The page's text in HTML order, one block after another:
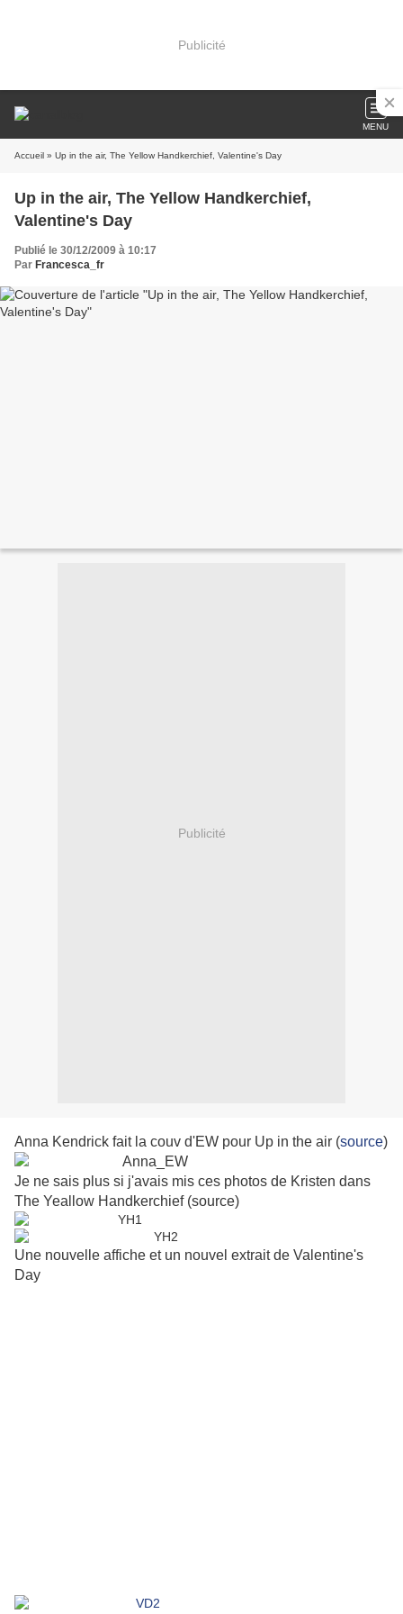
Publicité
MENU
Accueil » Up in the air, The Yellow Handkerchief, Valentine's Day
Up in the air, The Yellow Handkerchief,
Valentine's Day
Publié le 30/12/2009 à 10:17
Par Francesca_fr
Publicité
Anna Kendrick fait la couv d'EW pour Up in the air (source)
Je ne sais plus si j'avais mis ces photos de Kristen dans
The Yeallow Handkerchief (source)
Une nouvelle affiche et un nouvel extrait de Valentine's
Day